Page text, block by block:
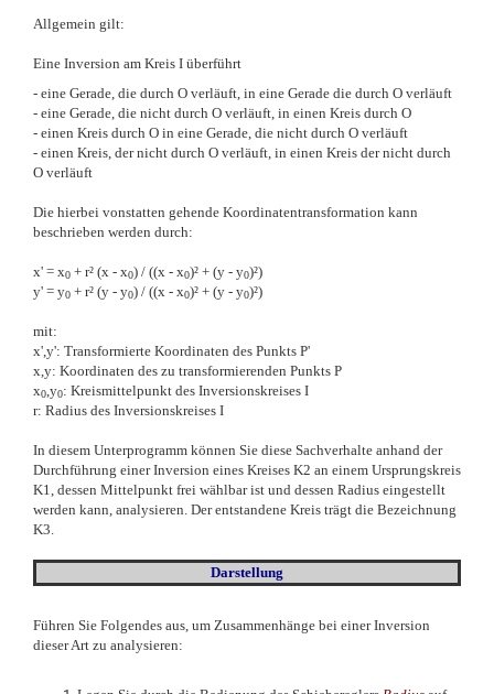
Allgemein gilt:
Eine Inversion am Kreis I überführt
- eine Gerade, die durch O verläuft, in eine Gerade die durch O verläuft
- eine Gerade, die nicht durch O verläuft, in einen Kreis durch O
- einen Kreis durch O in eine Gerade, die nicht durch O verläuft
- einen Kreis, der nicht durch O verläuft, in einen Kreis der nicht durch
O verläuft
Die hierbei vonstatten gehende Koordinatentransformation kann
beschrieben werden durch:
x' = x0 + r² (x - x0) / ((x - x0)² + (y - y0)²)
y' = y0 + r² (y - y0) / ((x - x0)² + (y - y0)²)
mit:
x',y': Transformierte Koordinaten des Punkts P'
x,y: Koordinaten des zu transformierenden Punkts P
x0,y0: Kreismittelpunkt des Inversionskreises I
r: Radius des Inversionskreises I
In diesem Unterprogramm können Sie diese Sachverhalte anhand der
Durchführung einer Inversion eines Kreises K2 an einem Ursprungskreis
K1, dessen Mittelpunkt frei wählbar ist und dessen Radius eingestellt
werden kann, analysieren. Der entstandene Kreis trägt die Bezeichnung
K3.
Darstellung
Führen Sie Folgendes aus, um Zusammenhänge bei einer Inversion
dieser Art zu analysieren: